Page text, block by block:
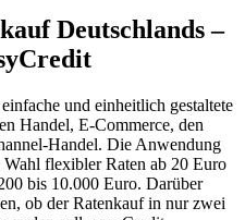
Deutschlands –
und einheitlich gestaltete
Handel, E-Commerce, den
Handel. Die Anwendung
flexibler Raten ab 20 Euro
bis 10.000 Euro. Darüber
ob der Ratenkauf in nur zwei